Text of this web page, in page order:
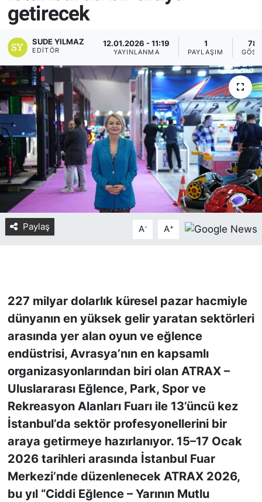
getirecek
SUDE YILMAZ
EDITÖR
12.01.2026 - 11:19
YAYINLANMA
1
PAYLAŞIM
Paylaş A- A+
227 milyar dolarlık küresel pazar hacmiyle
dünyanın en yüksek gelir yaratan sektörleri
arasında yer alan oyun ve eğlence
endüstrisi, Avrasya’nın en kapsamlı
organizasyonlarından biri olan ATRAX –
Uluslararası Eğlence, Park, Spor ve
Rekreasyon Alanları Fuarı ile 13’üncü kez
İstanbul’da sektör profesyonellerini bir
araya getirmeye hazırlanıyor. 15–17 Ocak
2026 tarihleri arasında İstanbul Fuar
Merkezi’nde düzenlenecek ATRAX 2026,
bu yıl “Ciddi Eğlence – Yarının Mutlu
Yurt Dışı Fuarlar
Teknoloji
Spor
KÜLTÜR SANAT
ŞİRKET HABERLERİ
SAVUNMA SANAYİ
FUAR HABERLERİ
FUAR TAKVİMİ
Amerika Fuarları
FUAR RAPORU
FESTİVAL HABERLERİ
KONGRE TAKVİMİ
RÖPORTAJLAR
BİYOGRAFİLER